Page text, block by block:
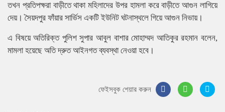
তখন প্রতিপক্ষরা বাড়ীতে থাকা মহিলাদের উপর হামলা করে বাড়ীতে আগুন লাগিয়ে
দেয়। সৈয়দপুর ফাঁয়ার সার্ভিস একটি ইউনিট ঘটনাস্থলে গিয়ে আগুন নিভায়।
এ বিষয়ে অতিরিক্ত পুলিশ সুপার আবুল বাশার মোহাম্মদ আতিকুর রহমান বলেন,
মামলা হয়েছে অতি দ্রুত আইনগত ব্যবস্থা নেওয়া হবে।
ফেইসবুক শেয়ার করুন